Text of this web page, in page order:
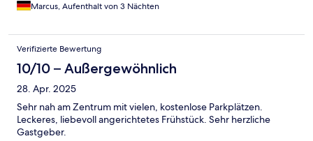
Marcus, Aufenthalt von 3 Nächten
Verifizierte Bewertung
10/10 – Außergewöhnlich
28. Apr. 2025
Sehr nah am Zentrum mit vielen, kostenlose Parkplätzen.
Leckeres, liebevoll angerichtetes Frühstück. Sehr herzliche
Gastgeber.